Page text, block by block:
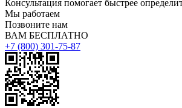
Консультация помогает быстрее
Мы работаем
Позвоните нам
ВАМ БЕСПЛАТНО
+7 (800) 301-75-87